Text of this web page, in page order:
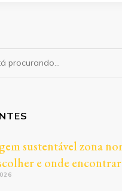
sustentável zona
e onde encontrar